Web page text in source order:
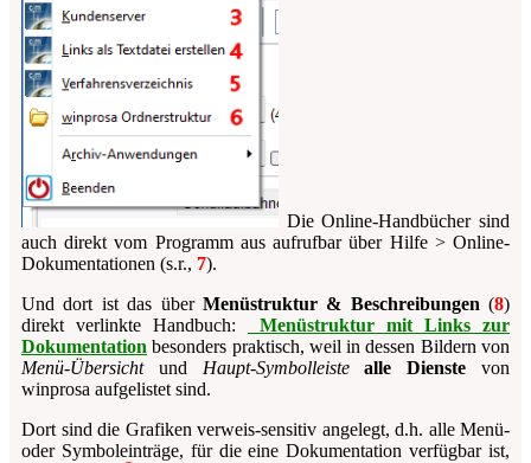
Die Online-Handbücher sind
auch direkt vom Programm aus aufrufbar über Hilfe > Online-
Dokumentationen (s.r., 7).
Und dort ist das über Menüstruktur & Beschreibungen (8)
direkt verlinkte Handbuch:
Menüstruktur mit Links zur
Dokumentation besonders praktisch, weil in dessen Bildern von
Menü-Übersichtund Haupt-Symbolleiste alle Dienste von
winprosa aufgelistet sind.
Dort sind die Grafiken verweis-sensitiv angelegt, d.h. alle Menü-
oder Symboleinträge, für die eine Dokumentation verfügbar ist,